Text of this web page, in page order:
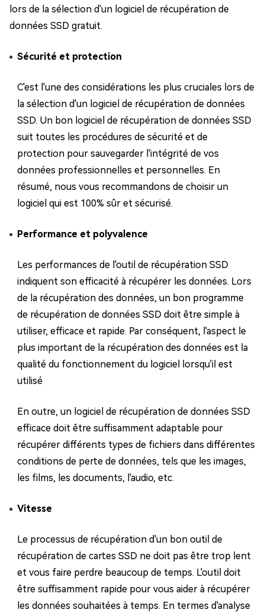
lors de la sélection d'un logiciel de récupération de
données SSD gratuit.
Sécurité et protection
C'est l'une des considérations les plus cruciales lors de
la sélection d'un logiciel de récupération de données
SSD. Un bon logiciel de récupération de données SSD
suit toutes les procédures de sécurité et de
protection pour sauvegarder l'intégrité de vos
données professionnelles et personnelles. En
résumé, nous vous recommandons de choisir un
logiciel qui est 100% sûr et sécurisé.
Performance et polyvalence
Les performances de l'outil de récupération SSD
indiquent son efficacité à récupérer les données. Lors
de la récupération des données, un bon programme
de récupération de données SSD doit être simple à
utiliser, efficace et rapide. Par conséquent, l'aspect le
plus important de la récupération des données est la
qualité du fonctionnement du logiciel lorsqu'il est
utilisé
En outre, un logiciel de récupération de données SSD
efficace doit être suffisamment adaptable pour
récupérer différents types de fichiers dans différentes
conditions de perte de données, tels que les images,
les films, les documents, l'audio, etc.
Vitesse
Le processus de récupération d'un bon outil de
récupération de cartes SSD ne doit pas être trop lent
et vous faire perdre beaucoup de temps. L'outil doit
être suffisamment rapide pour vous aider à récupérer
les données souhaitées à temps. En termes d'analyse